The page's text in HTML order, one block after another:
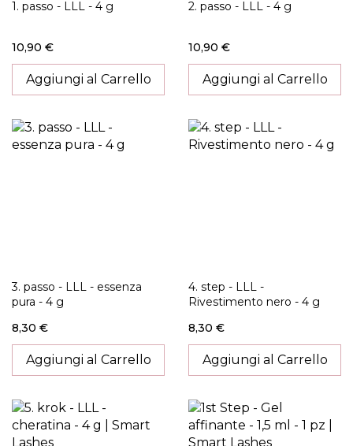
1. passo - LLL - 4 g
10,90 €
Aggiungi al Carrello
2. passo - LLL - 4 g
10,90 €
Aggiungi al Carrello
3. passo - LLL - essenza
pura - 4 g
8,30 €
Aggiungi al Carrello
4. step - LLL -
Rivestimento nero - 4 g
8,30 €
Aggiungi al Carrello